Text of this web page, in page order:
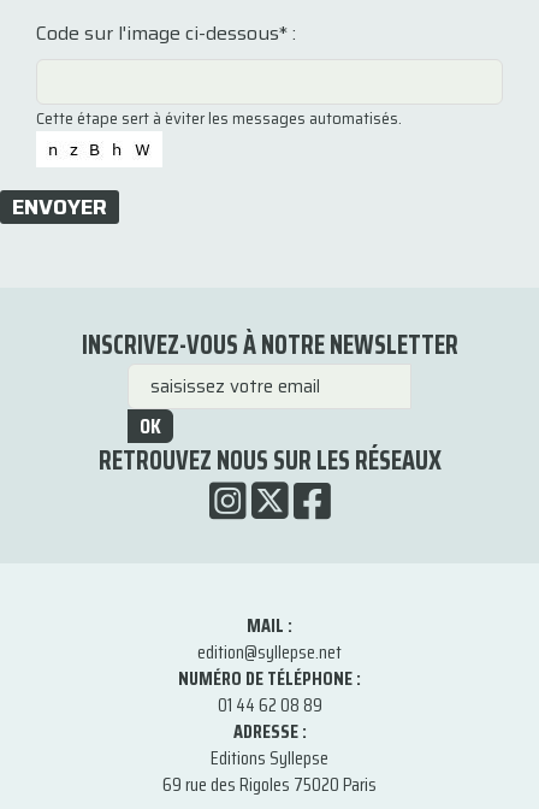
Code sur l'image ci-dessous* :
Cette étape sert à éviter les messages automatisés.
ENVOYER
INSCRIVEZ-VOUS À NOTRE NEWSLETTER
OK
RETROUVEZ NOUS SUR LES RÉSEAUX
MAIL :
edition@syllepse.net
NUMÉRO DE TÉLÉPHONE :
01 44 62 08 89
ADRESSE :
Editions Syllepse
69 rue des Rigoles 75020 Paris